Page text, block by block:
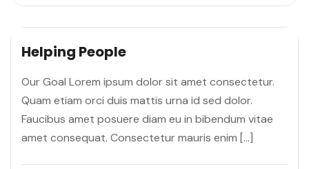
Helping People
Our Goal Lorem ipsum dolor sit amet consectetur.
Quam etiam orci duis mattis urna id sed dolor.
Faucibus amet posuere diam eu in bibendum vitae
amet consequat. Consectetur mauris enim […]